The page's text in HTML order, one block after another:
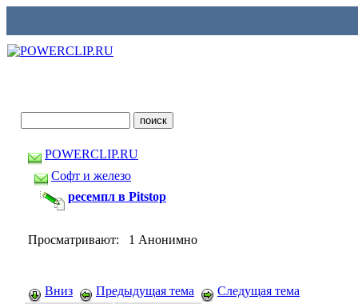
POWERCLIP.RU
Софт и железо
ресемпл в Pitstop
Просматривают: 1 Анонимно
Вниз Предыдущая тема Следущая тема